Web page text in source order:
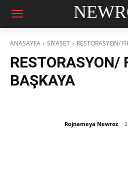
ANASAYFA SİYASET RESTORASYON/
RESTORASYON/
BAŞKAYA
Rojnameya Newroz